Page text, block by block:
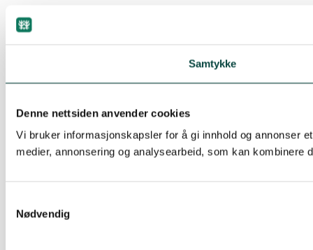
Samtykke
Denne nettsiden anvender cookies
Vi bruker informasjonskapsler for å gi innhold og annonser
medier, annonsering og analysearbeid, som kan
Nødvendig